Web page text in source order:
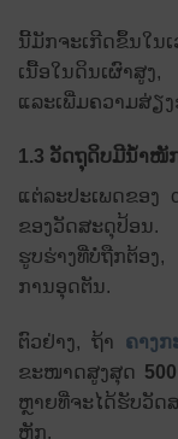
ນີ້ມັກຈະເກີດຂຶ້ນໃນ
ເນື້ອໃນດິນເຜົາສູງ
ແລະເພີ່ມຄວາມສ່ຽງ
1.3 ວັດຖຸດິບມີນໍ້າໜັ
ແຕ່ລະປະເພດຂອງ
ຂອງວັດສະດຸປ້ອ
ຮູບຮ່າງທີ່ບໍ່ຖືກຕ້ອງ
ການອຸດຕັນ.
ຕົວຢ່າງ, ຖ້າ ຄາງ
ຂະໜາດສູງສຸດ
ຫຼາຍທີ່ຈະໄດ້ຮັບວັດ
ຫັກ.